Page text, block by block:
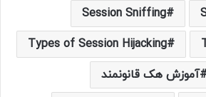
Session Sniffing
Types of Session Hijacking
آموزش هک قانونمند